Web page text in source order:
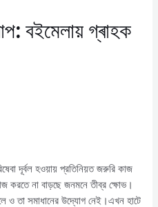
ব‌ইমেলায় গ্ৰাহক
দূর্বল হ‌ওয়ায় প্রতিনিয়ত জরুরি কাজ
করতে না বাড়ছে জনমনে তীব্র ক্ষোভ।
ও তা সমাধানের উদ্যোগ নেই।এখন হাটে